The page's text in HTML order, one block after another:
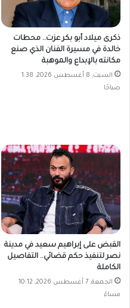
ذكرى ميلاد أبو بكر عزت.. محطات
خالدة في مسيرة الفنان الذي صنع
مكانته بالإبداع والموهبة
السبت, 8 أغسطس 2026, 1:38
صباحًا
القبض على إبراهيم سعيد في مدينة
نصر لتنفيذ حكم قضائي.. التفاصيل
الكاملة
الجمعة, 7 أغسطس 2026, 10:12
مساءً